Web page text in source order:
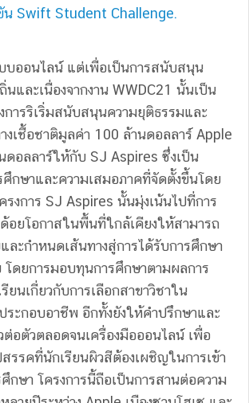
น Swift Student Challenge.
บออนไลน์ แต่เพื่อเป็นการสนับสนุน
นและเนื่องจากงาน WWDC21 นั้นเป็น
การริเริ่มสนับสนุนความยุติธรรมและ
งเชื้อชาติมูลค่า 100 ล้านดอลลาร์ Apple
ดอลลาร์ให้กับ SJ Aspires ซึ่งเป็น
ศึกษาและความเสมอภาคที่จัดตั้งขึ้นโดย
รงการ SJ Aspires นั้นมุ่งเน้นไปที่การ
อยโอกาสในพื้นที่ใกล้เคียงให้สามารถ
ละกำหนดเส้นทางสู่การได้รับการศึกษา
โดยการมอบทุนการศึกษาตามผลการ
ยนเกี่ยวกับการเลือกสาขาวิชาใน
ระกอบอาชีพ อีกทั้งยังให้คำปรึกษาและ
อตัวตลอดจนเครื่องมือออนไลน์ เพื่อ
รรคที่นักเรียนผิวสีต้องเผชิญในการเข้า
ศึกษา โครงการนี้ถือเป็นการสานต่อความ